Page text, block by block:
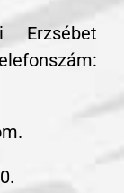
Erzsébet